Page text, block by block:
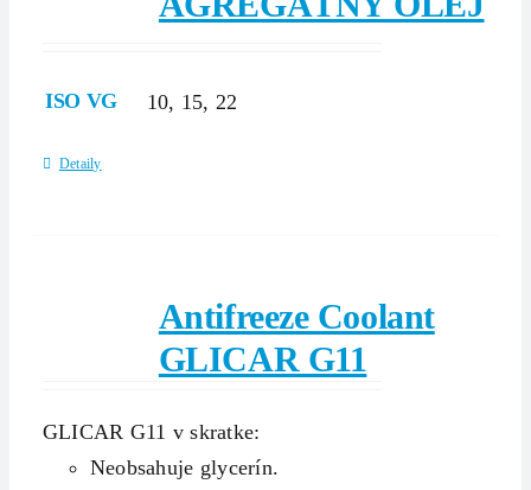
ISO VG 10, 15, 22
Detaily
Antifreeze Coolant
GLICAR G11
GLICAR G11 v skratke:
Neobsahuje glycerín.